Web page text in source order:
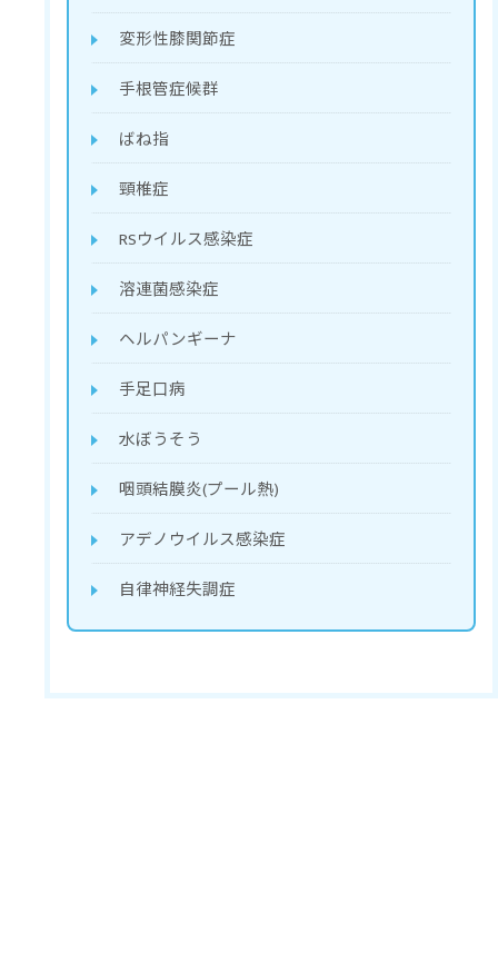
変形性膝関節症
手根管症候群
ばね指
頸椎症
RSウイルス感染症
溶連菌感染症
ヘルパンギーナ
手足口病
水ぼうそう
咽頭結膜炎(プール熱)
アデノウイルス感染症
自律神経失調症